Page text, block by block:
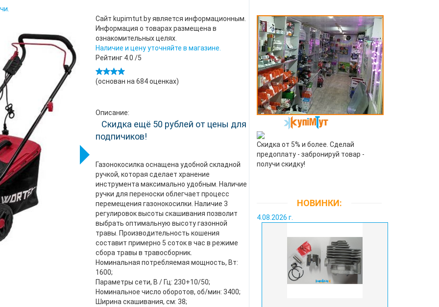
Сайт kupimtut.by является информационным.
Информация о товарах размещена в
ознакомительных целях.
Наличие и цену уточняйте в магазине.
Рейтинг 4.0 /5
(основан на 684оценках)
Описание:
Скидка ещё 50 рублей от цены для
подпичиков!
Газонокосилка оснащена удобной складной
ручкой, которая сделает хранение
инструмента максимально удобным. Наличие
ручки для переноски облегчает процесс
перемещения газонокосилки. Наличие 3
регулировок высоты скашивания позволит
выбрать оптимальную высоту газонной
травы. Производительность кошения
составит примерно 5 соток в час в режиме
сбора травы в травосборник.
Номинальная потребляемая мощность, Вт:
1600;
Параметры сети, В / Гц: 230+10/50;
Номинальное число оборотов, об/мин: 3400;
Ширина скашивания, см: 38;
Скидка от 5% и более. Сделай
предоплату - забронируй товар -
получи скидку!
НОВИНКИ:
4.08.2026 г.